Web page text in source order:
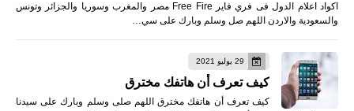
اكواد اعلام الدول فى فري فاير Free Fire مصر والمغرب وسوريا والجزائر وتونس
والسعودية والاردن اللهم صل وسلم وبارك على سي…
29 يوليو 2021
كيف تعرف أن هاتفك مخترق
كيف تعرف أن هاتفك مخترق اللهم صلى وسلم وبارك على سيدنا